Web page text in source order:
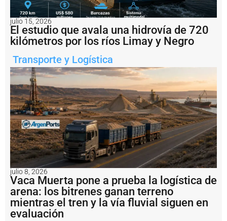
a
il
e
a
l:
A
r
g
e
n
ti
n
a
i
m
p
u
s
o
u
n
julio 15, 2026
El estudio que avala una hidrovía de 720
kilómetros por los ríos Limay y Negro
Transporte y Logística
julio 8, 2026
Vaca Muerta pone a prueba la logística de
arena: los bitrenes ganan terreno
mientras el tren y la vía fluvial siguen en
evaluación